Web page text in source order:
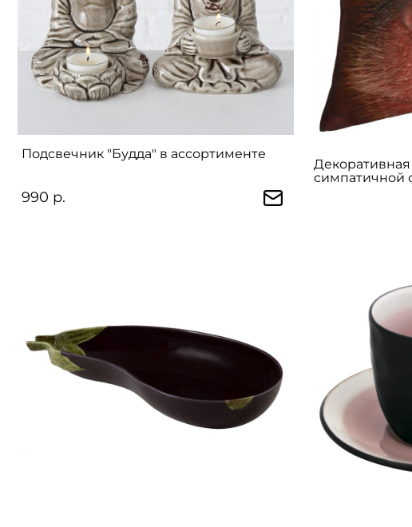
Подсвечник "Будда" в ассортименте
990 р.
симпатичной